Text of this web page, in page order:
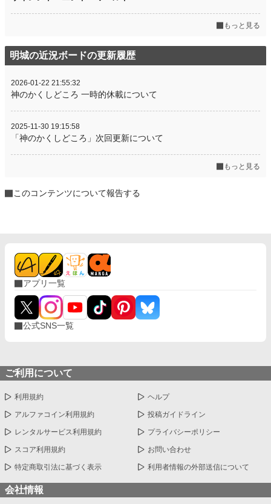
もっと見る
明城の近況ボードの更新履歴
2026-01-22 21:55:32
神のかくしどころ 一時的休載について
2025-11-30 19:15:58
「神のかくしどころ」次回更新について
もっと見る
このコンテンツについて報告する
アプリ一覧
公式SNS一覧
ご利用について
利用規約 ヘルプ
アルファコイン利用規約 投稿ガイドライン
レンタルサービス利用規約 プライバシーポリシー
スコア利用規約 お問い合わせ
特定商取引法に基づく表示 利用者情報の外部送信について
会社情報